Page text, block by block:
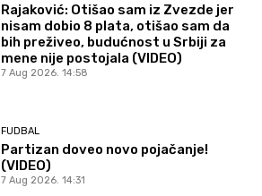
Rajaković: Otišao sam iz Zvezde jer
nisam dobio 8 plata, otišao sam da
bih preživeo, budućnost u Srbiji za
mene nije postojala (VIDEO)
7 Aug 2026. 14:58
FUDBAL
Partizan doveo novo pojačanje!
(VIDEO)
7 Aug 2026. 14:31